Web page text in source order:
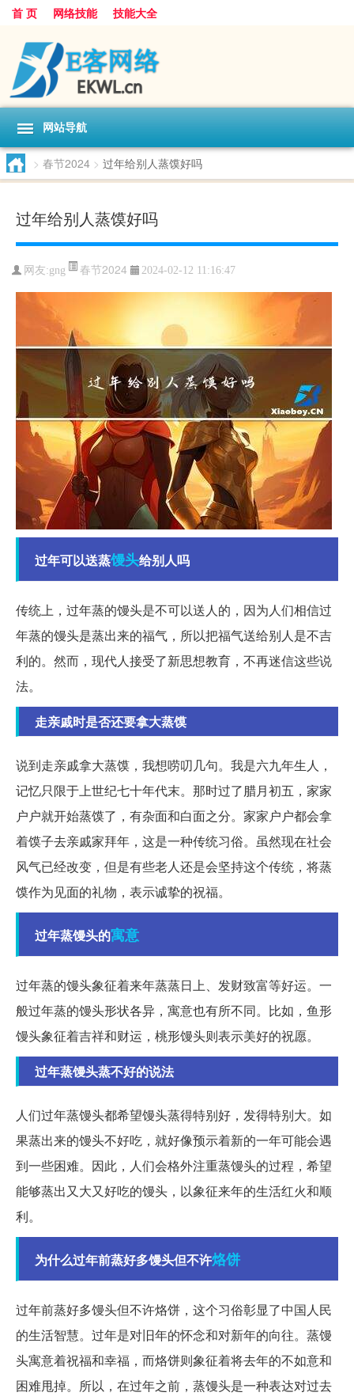
首 页 网络技能 技能大全
网站导航
> 春节2024 > 过年给别人蒸馍好吗
过年给别人蒸馍好吗
网友:gng 春节2024 2024-02-12 11:16:47
过年可以送蒸馒头给别人吗
传统上，过年蒸的馒头是不可以送人的，因为人们相信过
年蒸的馒头是蒸出来的福气，所以把福气送给别人是不吉
利的。然而，现代人接受了新思想教育，不再迷信这些说
法。
走亲戚时是否还要拿大蒸馍
说到走亲戚拿大蒸馍，我想唠叨几句。我是六九年生人，
记忆只限于上世纪七十年代末。那时过了腊月初五，家家
户户就开始蒸馍了，有杂面和白面之分。家家户户都会拿
着馍子去亲戚家拜年，这是一种传统习俗。虽然现在社会
风气已经改变，但是有些老人还是会坚持这个传统，将蒸
馍作为见面的礼物，表示诚挚的祝福。
过年蒸馒头的寓意
过年蒸的馒头象征着来年蒸蒸日上、发财致富等好运。一
般过年蒸的馒头形状各异，寓意也有所不同。比如，鱼形
馒头象征着吉祥和财运，桃形馒头则表示美好的祝愿。
过年蒸馒头蒸不好的说法
人们过年蒸馒头都希望馒头蒸得特别好，发得特别大。如
果蒸出来的馒头不好吃，就好像预示着新的一年可能会遇
到一些困难。因此，人们会格外注重蒸馒头的过程，希望
能够蒸出又大又好吃的馒头，以象征来年的生活红火和顺
利。
为什么过年前蒸好多馒头但不许烙饼
过年前蒸好多馒头但不许烙饼，这个习俗彰显了中国人民
的生活智慧。过年是对旧年的怀念和对新年的向往。蒸馒
头寓意着祝福和幸福，而烙饼则象征着将去年的不如意和
困难甩掉。所以，在过年之前，蒸馒头是一种表达对过去